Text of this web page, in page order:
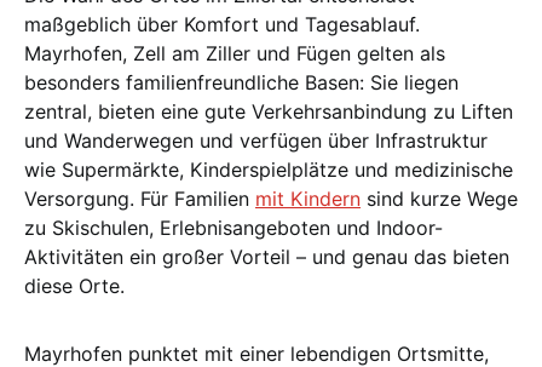
maßgeblich über Komfort und Tagesablauf.
Mayrhofen, Zell am Ziller und Fügen gelten als
besonders familienfreundliche Basen: Sie liegen
zentral, bieten eine gute Verkehrsanbindung zu Liften
und Wanderwegen und verfügen über Infrastruktur
wie Supermärkte, Kinderspielplätze und medizinische
Versorgung. Für Familien mit Kindern sind kurze Wege
zu Skischulen, Erlebnisangeboten und Indoor-
Aktivitäten ein großer Vorteil – und genau das bieten
diese Orte.
Mayrhofen punktet mit einer lebendigen Ortsmitte,